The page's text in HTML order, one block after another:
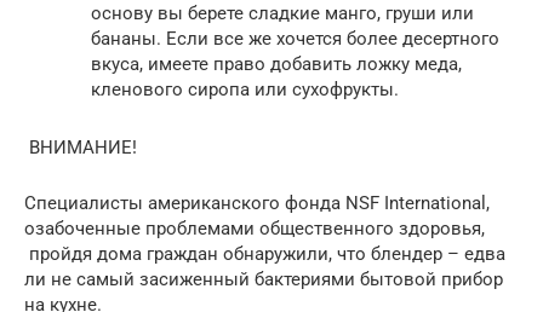
основу вы берете сладкие манго, груши или
бананы. Если все же хочется более десертного
вкуса, имеете право добавить ложку меда,
кленового сиропа или сухофрукты.
ВНИМАНИЕ!
Специалисты американского фонда NSF International,
озабоченные проблемами общественного здоровья,
пройдя дома граждан обнаружили, что блендер – едва
ли не самый засиженный бактериями бытовой прибор
на кухне.